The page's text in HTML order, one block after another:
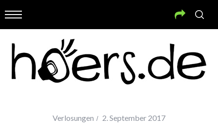
Verlosungen 2. September 2017